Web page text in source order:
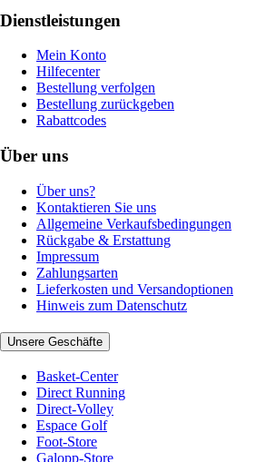
Dienstleistungen
Mein Konto
Hilfecenter
Bestellung verfolgen
Bestellung zurückgeben
Rabattcodes
Über uns
Über uns?
Kontaktieren Sie uns
Allgemeine Verkaufsbedingungen
Rückgabe & Erstattung
Impressum
Zahlungsarten
Lieferkosten und Versandoptionen
Hinweis zum Datenschutz
Unsere Geschäfte
Basket-Center
Direct Running
Direct-Volley
Espace Golf
Foot-Store
Galopp-Store